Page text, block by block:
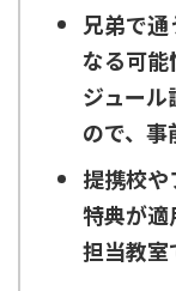
兄弟で
なる可能
ジュー
ので、事
提携校
特典が適
担当教室